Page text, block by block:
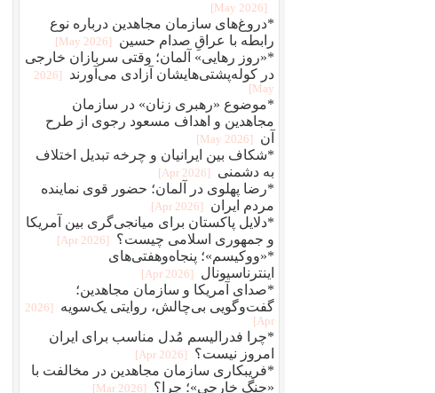
[2026 May]
*دروغ‌های سازمان مجاهدین درباره نوع
رابطه با عراقِ صدام حسین
[2026 May]
*«روز رهایی» آلمان؛ وقتی سربازان خارجی
در کوله‌پشتی‌هایشان آزادی می‌آورند
[2026
May]
*موضوع «رهبری زنان» در سازمان
مجاهدین و اهداف مسعود رجوی از طرح
آن
[2026 May]
*شکاف بین ایرانیان و چرخه تبدیل اختلاف
به دشمنی
[2026 Apr]
*رضا پهلوی در آلمان؛ حضور قوی نماینده
مردم ایران
[2026 Apr]
*دلایل پاکستان برای میانجی‌گری بین آمریکا
و جمهوری اسلامی چیست؟
[2026 Apr]
*«ووکیسم»؛ پنجاه‌وهفتی‌های
اینترناسیونال
[2026 Apr]
*صدای آمریکا و سازمان مجاهدین؛
گفت‌وگویی بی‌چالش، روایتی یک‌سویه
[2026
Apr]
*چرا فدرالیسم مُدل مناسب برای ایران
امروز نیست؟
[2026 Apr]
*فریبکاری سازمان مجاهدین در مخالفت با
«جنگ خارجی»؛ چرا؟
[2026 Mar]